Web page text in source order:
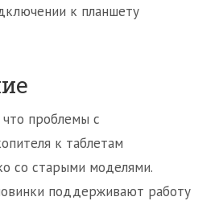
к планшету
что проблемы с
к таблетам
со старыми моделями.
поддерживают работу